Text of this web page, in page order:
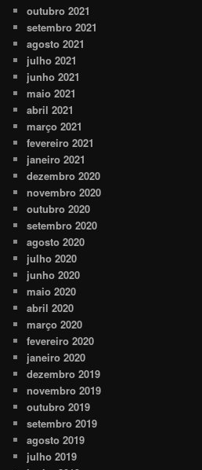
outubro 2021
setembro 2021
agosto 2021
julho 2021
junho 2021
maio 2021
abril 2021
março 2021
fevereiro 2021
janeiro 2021
dezembro 2020
novembro 2020
outubro 2020
setembro 2020
agosto 2020
julho 2020
junho 2020
maio 2020
abril 2020
março 2020
fevereiro 2020
janeiro 2020
dezembro 2019
novembro 2019
outubro 2019
setembro 2019
agosto 2019
julho 2019